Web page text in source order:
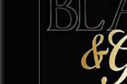
ПУБЛІКАЦІЇ